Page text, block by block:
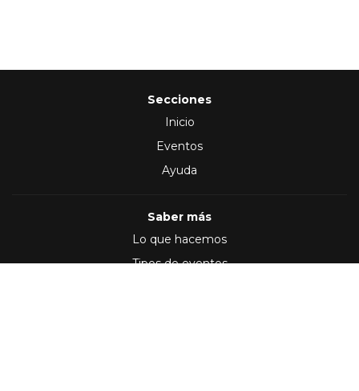
Secciones
Inicio
Eventos
Ayuda
Saber más
Lo que hacemos
Tipos de eventos